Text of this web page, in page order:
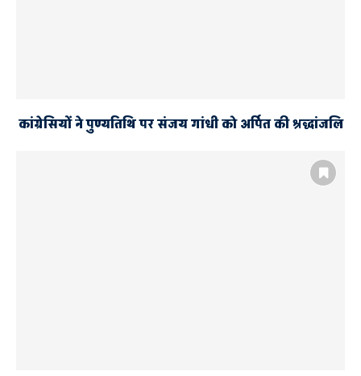
कांग्रेसियों ने पुण्यतिथि पर संजय गांधी को अर्पित की श्रद्धांजलि